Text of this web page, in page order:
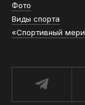
Фото
Виды спорта
«Спортивный